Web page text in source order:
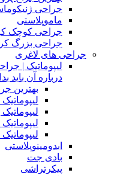
جراحی
ماموپلاستی
جراحی کوچک
جراحی بزرگ
جراحی های لاغری
لیپوماتیک |
درباره آن باید
بهترین
لیپوماتیک
ابدومینوپلاستی
بادی‌ جت
پیکرتراشی